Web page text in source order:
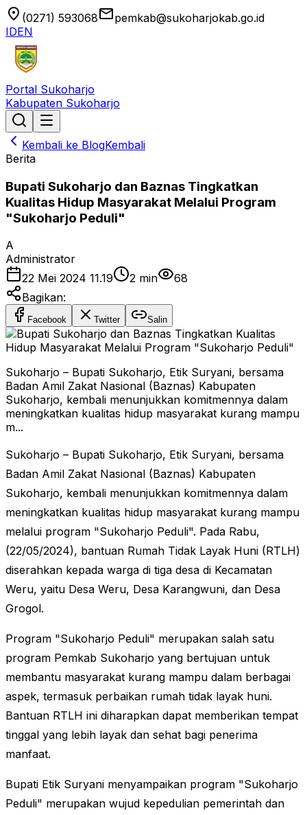
location_on (0271) 593068emailpemkab@sukoharjokab.go.id
IDEN
Portal Sukoharjo
Kabupaten Sukoharjo
Kembali ke BlogKembali
Berita
Bupati Sukoharjo dan Baznas Tingkatkan
Kualitas Hidup Masyarakat Melalui Program
"Sukoharjo Peduli"
A
Administrator
22 Mei 2024 11.19
2 min
68
Bagikan:
Facebook Twitter Salin
Sukoharjo – Bupati Sukoharjo, Etik Suryani, bersama
Badan Amil Zakat Nasional (Baznas) Kabupaten
Sukoharjo, kembali menunjukkan komitmennya dalam
meningkatkan kualitas hidup masyarakat kurang mampu
m...
Sukoharjo – Bupati Sukoharjo, Etik Suryani, bersama
Badan Amil Zakat Nasional (Baznas) Kabupaten
Sukoharjo, kembali menunjukkan komitmennya dalam
meningkatkan kualitas hidup masyarakat kurang mampu
melalui program "Sukoharjo Peduli". Pada Rabu,
(22/05/2024), bantuan Rumah Tidak Layak Huni (RTLH)
diserahkan kepada warga di tiga desa di Kecamatan
Weru, yaitu Desa Weru, Desa Karangwuni, dan Desa
Grogol.
Program "Sukoharjo Peduli" merupakan salah satu
program Pemkab Sukoharjo yang bertujuan untuk
membantu masyarakat kurang mampu dalam berbagai
aspek, termasuk perbaikan rumah tidak layak huni.
Bantuan RTLH ini diharapkan dapat memberikan tempat
tinggal yang lebih layak dan sehat bagi penerima
manfaat.
Bupati Etik Suryani menyampaikan program "Sukoharjo
Peduli" merupakan wujud kepedulian pemerintah dan